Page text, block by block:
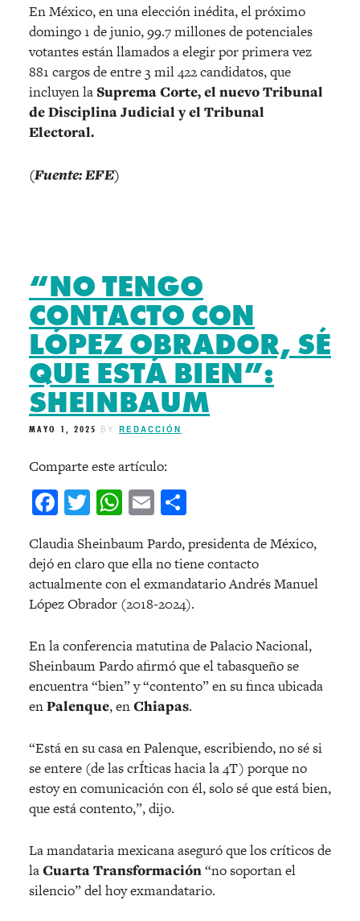
En México, en una elección inédita, el próximo
domingo 1 de junio, 99.7 millones de potenciales
votantes están llamados a elegir por primera vez
881 cargos de entre 3 mil 422 candidatos, que
incluyen la Suprema Corte, el nuevo Tribunal
de Disciplina Judicial y el Tribunal
Electoral.
(Fuente: EFE)
“NO TENGO
CONTACTO CON
LÓPEZ OBRADOR, SÉ
QUE ESTÁ BIEN”:
SHEINBAUM
MAYO 1, 2025 BY REDACCIÓN
Comparte este artículo:
Facebook
Twitter
WhatsApp
Email
Claudia Sheinbaum Pardo, presidenta de México,
dejó en claro que ella no tiene contacto
actualmente con el exmandatario Andrés Manuel
López Obrador (2018-2024).
En la conferencia matutina de Palacio Nacional,
Sheinbaum Pardo afirmó que el tabasqueño se
encuentra “bien” y “contento” en su finca ubicada
enPalenque, enChiapas.
“Está en su casa en Palenque, escribiendo, no sé si
se entere (de las crÍticas hacia la 4T) porque no
estoy en comunicación con él, solo sé que está bien,
que está contento,”, dijo.
La mandataria mexicana aseguró que los críticos de
laCuarta Transformación“no soportan el
silencio” del hoy exmandatario.